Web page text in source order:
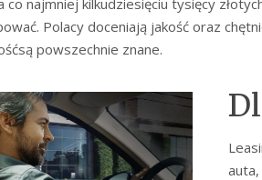
Polacy doceniają jakość oraz
powszechnie znane.